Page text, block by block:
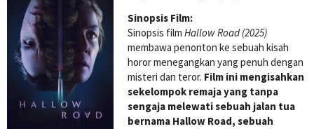
Sinopsis Film:
Sinopsis film Hallow Road (2025)
membawa penonton ke sebuah kisah
horor menegangkan yang penuh dengan
misteri dan teror. Film ini mengisahkan
sekelompok remaja yang tanpa
sengaja melewati sebuah jalan tua
bernama Hallow Road, sebuah